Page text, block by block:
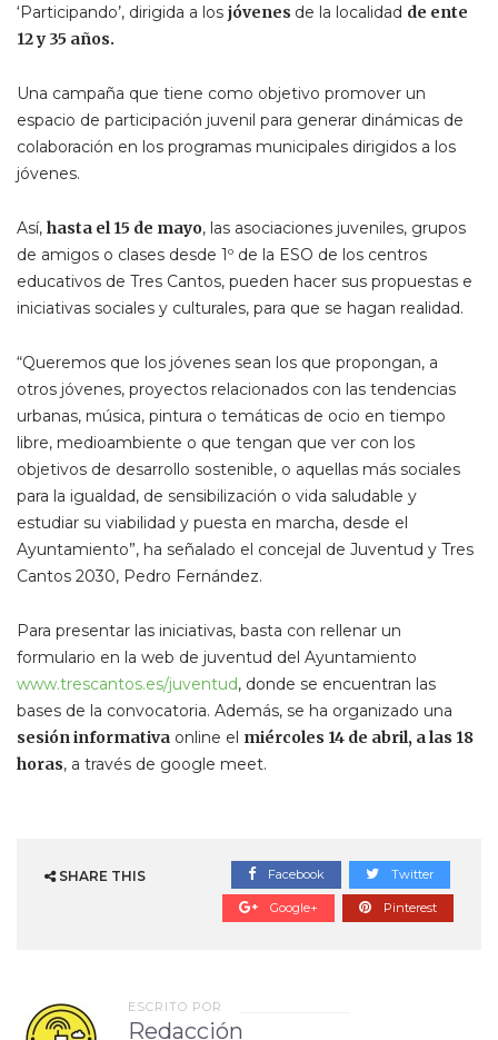
‘Participando’, dirigida a los jóvenes de la localidad de ente
12 y 35 años.
Una campaña que tiene como objetivo promover un
espacio de participación juvenil para generar dinámicas de
colaboración en los programas municipales dirigidos a los
jóvenes.
Así, hasta el 15 de mayo, las asociaciones juveniles, grupos
de amigos o clases desde 1º de la ESO de los centros
educativos de Tres Cantos, pueden hacer sus propuestas e
iniciativas sociales y culturales, para que se hagan realidad.
“Queremos que los jóvenes sean los que propongan, a
otros jóvenes, proyectos relacionados con las tendencias
urbanas, música, pintura o temáticas de ocio en tiempo
libre, medioambiente o que tengan que ver con los
objetivos de desarrollo sostenible, o aquellas más sociales
para la igualdad, de sensibilización o vida saludable y
estudiar su viabilidad y puesta en marcha, desde el
Ayuntamiento”, ha señalado el concejal de Juventud y Tres
Cantos 2030, Pedro Fernández.
Para presentar las iniciativas, basta con rellenar un
formulario en la web de juventud del Ayuntamiento
www.trescantos.es/juventud, donde se encuentran las
bases de la convocatoria. Además, se ha organizado una
sesión informativa online el miércoles 14 de abril, a las 18
horas, a través de google meet.
SHARE THIS Facebook Twitter
Google+ Pinterest
ESCRITO POR
Redacción